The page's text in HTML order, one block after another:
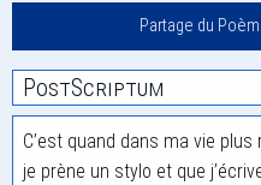
Partage du
PostScriptum
C’est quand dans ma vie
je prène un stylo et que